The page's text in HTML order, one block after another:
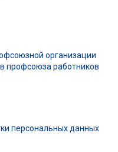
организации
профсоюза работников
персональных данных